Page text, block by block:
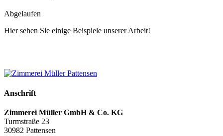
Abgelaufen
Hier sehen Sie einige Beispiele unserer Arbeit!
Anschrift
Zimmerei Müller GmbH & Co. KG
Turmstraße 23
30982 Pattensen